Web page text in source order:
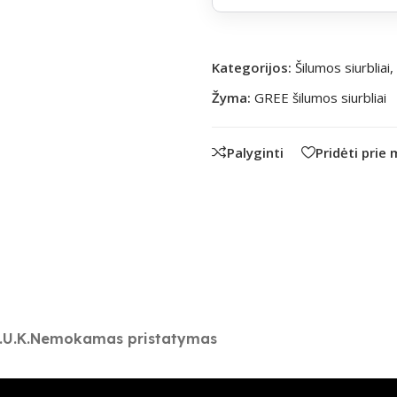
Kategorijos: Šilumos siurbliai,
Žyma: GREE šilumos siurbliai
Palyginti Pridėti prie
Nemokamas pristatymas